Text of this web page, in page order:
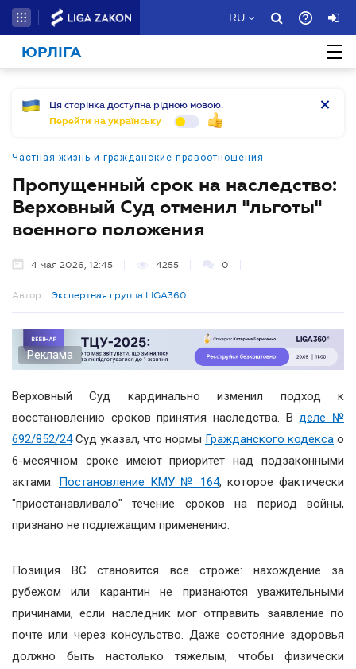
RU
ЮРЛІГА
Ця сторінка доступна рідною мовою.
Перейти на українську
Частная жизнь и гражданские правоотношения
Пропущенный срок на наследство:
Верховный Суд отменил "льготы"
военного положения
4 мая 2026, 12:45 4255 0
Автор: Экспертная группа LIGA360
Реклама
Верховный Суд кардинально изменил подход к
восстановлению сроков принятия наследства. Вделе №
692/852/24Суд указал, что нормы Гражданского кодекса о
6-месячном сроке имеют приоритет над подзаконными
актами. Постановление КМУ № 164, которое фактически
"приостанавливало" течение сроков на период войны,
признано не подлежащим применению.
Позиция ВС становится все строже: нахождение за
рубежом или карантин не признаются уважительными
причинами, если наследник мог отправить заявление по
почте или через консульство. Даже состояние здоровья
должно быть настолько тяжелым, чтобы физически